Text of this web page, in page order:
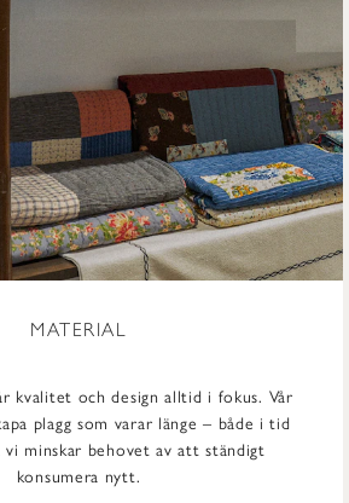
MATERIAL
kvalitet och design alltid i fokus. Vår
plagg som varar länge – både i tid
minskar behovet av att ständigt
konsumera nytt.